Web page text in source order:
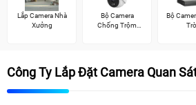
Lắp Camera Nhà
Xưởng
Bộ Camera
Chống Trộm
Bộ
Công Ty Lắp Đặt Camera Quan